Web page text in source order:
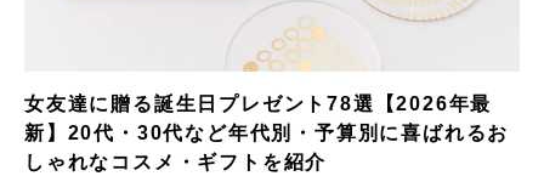
女友達に贈る誕生日プレゼント78選【2026年最
新】20代・30代など年代別・予算別に喜ばれるお
しゃれなコスメ・ギフトを紹介